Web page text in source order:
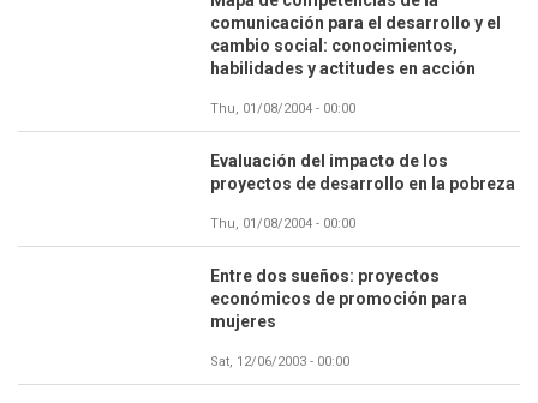
comunicación para el desarrollo y el
cambio social: conocimientos,
habilidades y actitudes en acción
Thu, 01/08/2004 - 00:00
Evaluación del impacto de los
proyectos de desarrollo en la pobreza
Thu, 01/08/2004 - 00:00
Entre dos sueños: proyectos
económicos de promoción para
mujeres
Sat, 12/06/2003 - 00:00